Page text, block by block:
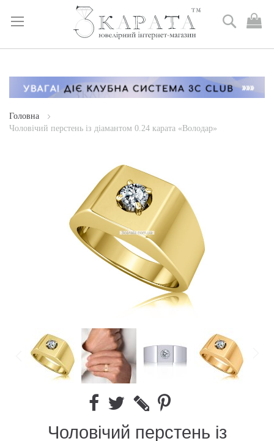
Skip
Content
Пошук
Головна
Чоловічий перстень із діамантом 0.24 карата «Володар»
Чоловічий перстень із